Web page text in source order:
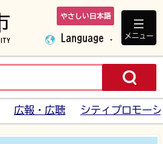
下妻市ホームペ
やさしい日本語
Language メニュー
広報・広聴 シティプロモー